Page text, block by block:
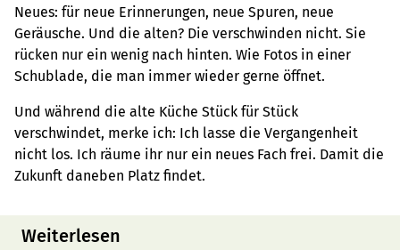
Neues: für neue Erinnerungen, neue Spuren, neue
Geräusche. Und die alten? Die verschwinden nicht. Sie
rücken nur ein wenig nach hinten. Wie Fotos in einer
Schublade, die man immer wieder gerne öffnet.
Und während die alte Küche Stück für Stück
verschwindet, merke ich: Ich lasse die Vergangenheit
nicht los. Ich räume ihr nur ein neues Fach frei. Damit die
Zukunft daneben Platz findet.
Weiterlesen